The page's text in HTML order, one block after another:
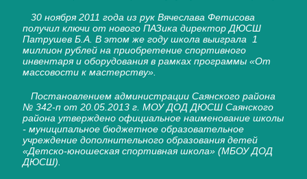
30 ноября 2011 года из рук Вячеслава Фетисова
получил ключи от нового ПАЗика директор ДЮСШ
Патрушев Б.А. В этом же году школа выиграла 1
миллион рублей на приобретение спортивного
инвентаря и оборудования в рамках программы «От
массовости к мастерству».
Постановлением администрации Саянского района
№ 342-п от 20.05.2013 г. МОУ ДОД ДЮСШ Саянского
района утверждено официальное наименование школы
- муниципальное бюджетное образовательное
учреждение дополнительного образования детей
«Детско-юношеская спортивная школа» (МБОУ ДОД
ДЮСШ).